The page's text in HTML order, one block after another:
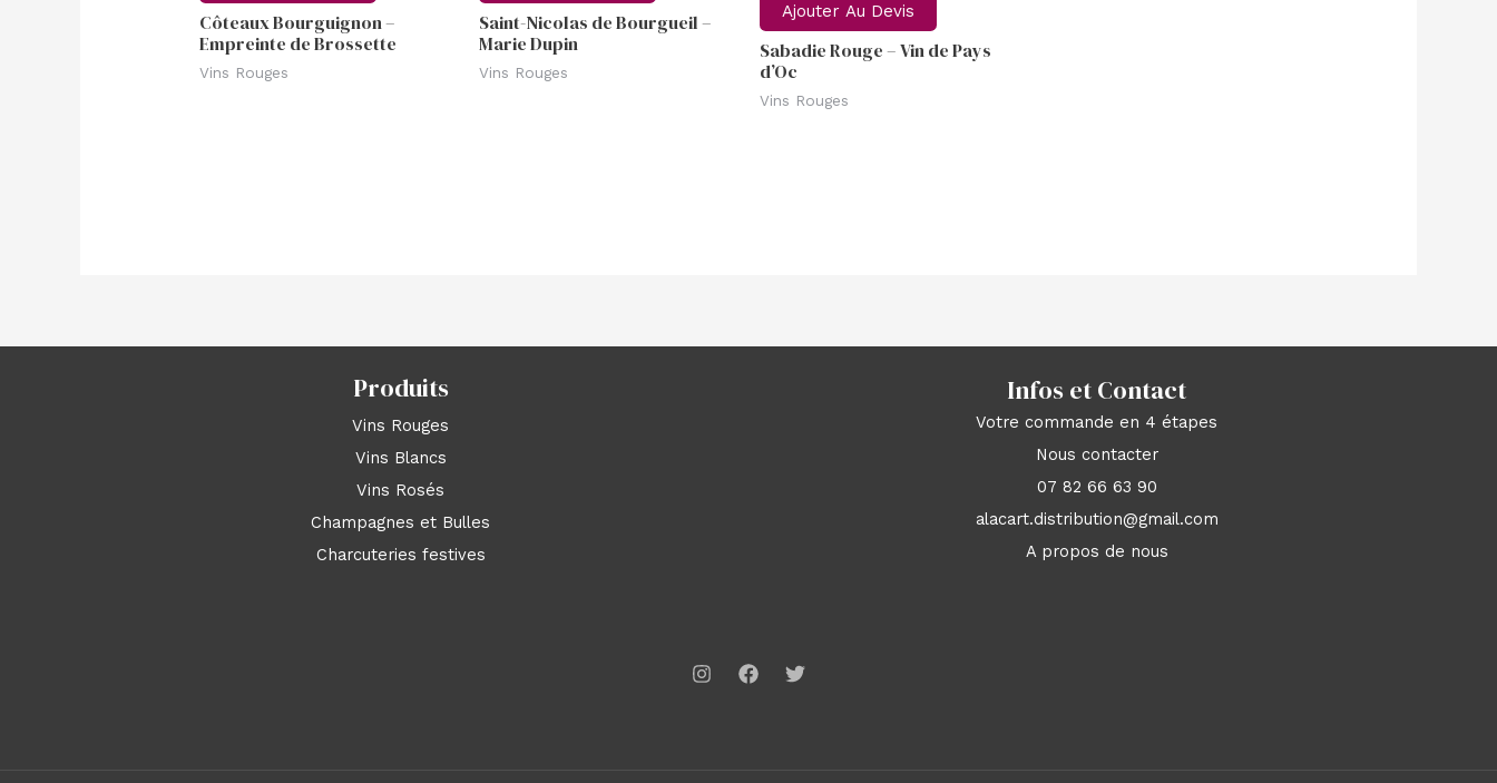
Côteaux Bourguignon –
Empreinte de Brossette
Vins Rouges
Saint-Nicolas de Bourgueil –
Marie Dupin
Vins Rouges
Ajouter Au Devis
Sabadie Rouge – Vin de Pays
d’Oc
Vins Rouges
Produits
Vins Rouges
Vins Blancs
Vins Rosés
Champagnes et Bulles
Charcuteries festives
Infos et Contact
Votre commande en 4 étapes
Nous contacter
07 82 66 63 90
alacart.distribution@gmail.com
A propos de nous